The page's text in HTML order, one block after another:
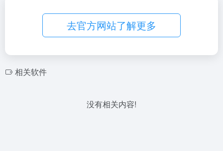
去官方网站了解更多
相关软件
没有相关内容!